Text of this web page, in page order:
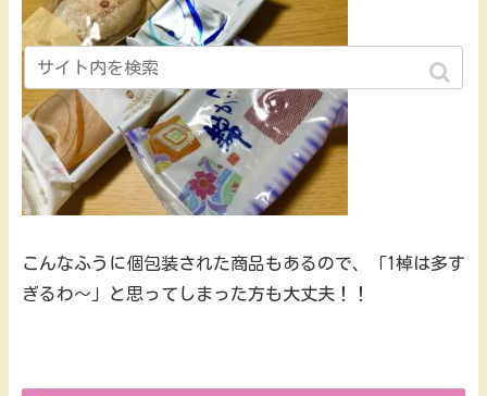
こんなふうに個包装された商品もあるので、「1棹は多す
ぎるわ～」と思ってしまった方も大丈夫！！